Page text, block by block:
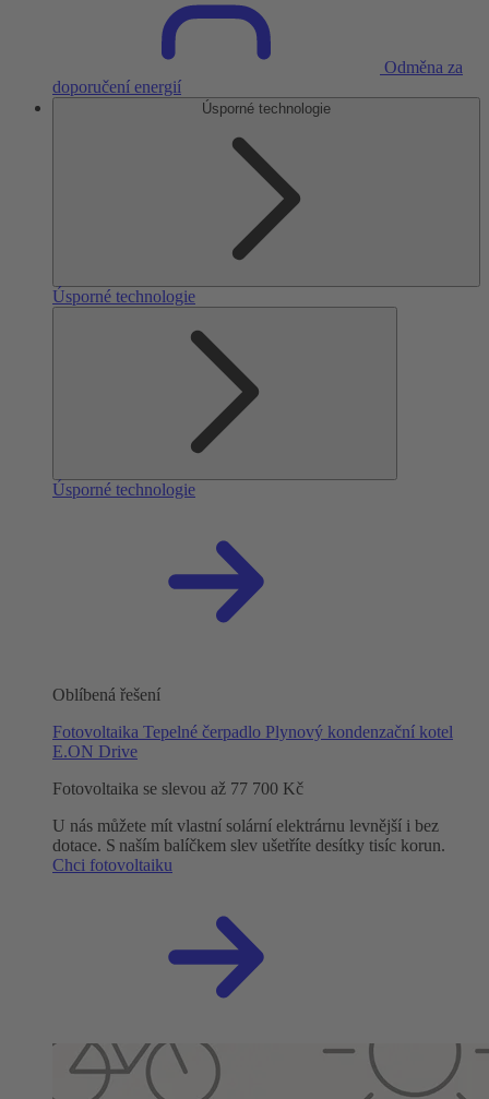
Odměna za
doporučení energií
Úsporné technologie
Úsporné technologie
Úsporné technologie
Oblíbená řešení
Fotovoltaika Tepelné čerpadlo Plynový kondenzační kotel
E.ON Drive
Fotovoltaika se slevou až 77 700 Kč
U nás můžete mít vlastní solární elektrárnu levnější i bez
dotace. S naším balíčkem slev ušetříte desítky tisíc korun.
Chci fotovoltaiku